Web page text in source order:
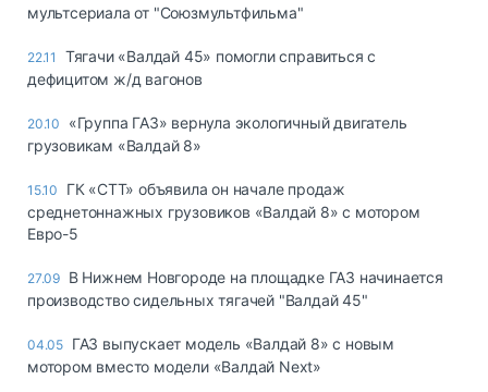
мультсериала от "Союзмультфильма"
22.11
Тягачи «Валдай 45» помогли справиться с
дефицитом ж/д вагонов
20.10
«Группа ГАЗ» вернула экологичный двигатель
грузовикам «Валдай 8»
15.10
ГК «СТТ» объявила он начале продаж
среднетоннажных грузовиков «Валдай 8» с мотором
Евро-5
27.09 В Нижнем Новгороде на площадке ГАЗ начинается
производство сидельных тягачей "Валдай 45"
04.05 ГАЗ выпускает модель «Валдай 8» с новым
мотором вместо модели «Валдай Next»